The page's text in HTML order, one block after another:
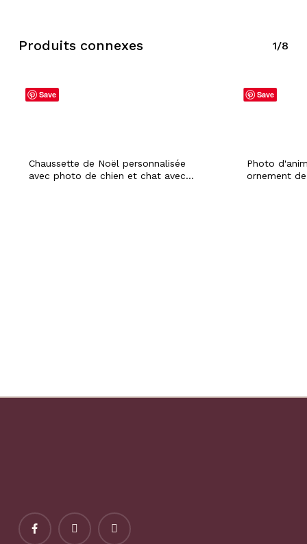
Produits connexes 1/8
Save
Chaussette de Noël personnalisée
avec photo de chien et chat avec
Save
Photo
ornement